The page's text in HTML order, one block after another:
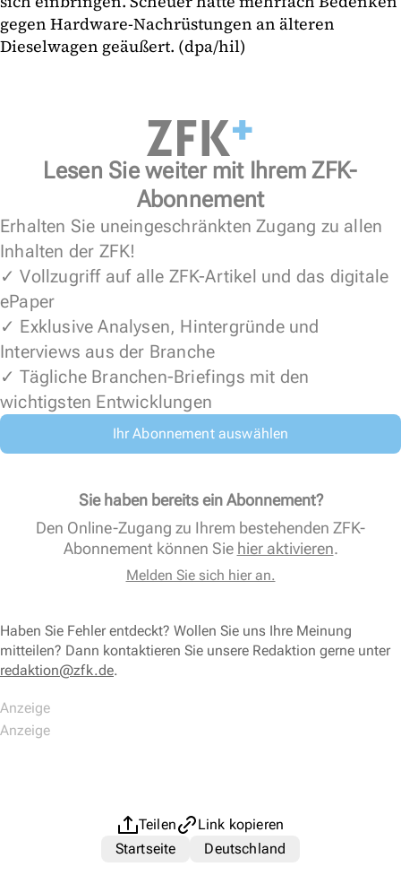
gegen Hardware-Nachrüstungen an älteren
Dieselwagen geäußert. (dpa/hil)
Lesen Sie weiter mit Ihrem ZFK-
Abonnement
Erhalten Sie uneingeschränkten Zugang zu allen
Inhalten der ZFK!
✓ Vollzugriff auf alle ZFK-Artikel und das digitale
ePaper
✓ Exklusive Analysen, Hintergründe und
Interviews aus der Branche
✓ Tägliche Branchen-Briefings mit den
wichtigsten Entwicklungen
Ihr Abonnement auswählen
Sie haben bereits ein Abonnement?
Den Online-Zugang zu Ihrem bestehenden ZFK-
Abonnement können Sie hier aktivieren.
Melden Sie sich hier an.
Haben Sie Fehler entdeckt? Wollen Sie uns Ihre Meinung
mitteilen? Dann kontaktieren Sie unsere Redaktion gerne unter
redaktion@zfk.de.
Teilen
Link kopieren
Startseite
Deutschland